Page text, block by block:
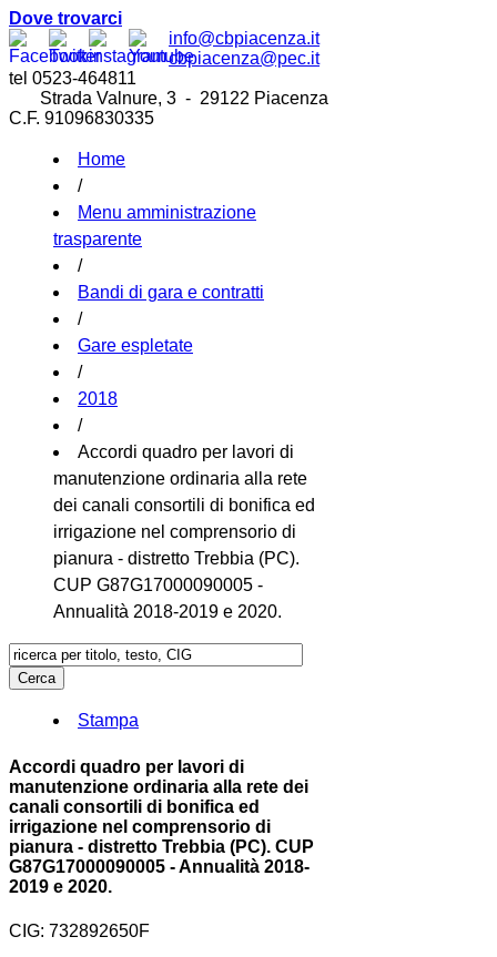
Dove trovarci
info@cbpiacenza.it
cbpiacenza@pec.it
tel 0523-464811
Strada Valnure, 3 - 29122 Piacenza
C.F. 91096830335
Home
/
Menu amministrazione
trasparente
/
Bandi di gara e contratti
/
Gare espletate
/
2018
/
Accordi quadro per lavori di
manutenzione ordinaria alla rete
dei canali consortili di bonifica ed
irrigazione nel comprensorio di
pianura - distretto Trebbia (PC).
CUP G87G17000090005 -
Annualità 2018-2019 e 2020.
Stampa
Accordi quadro per lavori di
manutenzione ordinaria alla rete dei
canali consortili di bonifica ed
irrigazione nel comprensorio di
pianura - distretto Trebbia (PC). CUP
G87G17000090005 - Annualità 2018-
2019 e 2020.
CIG: 732892650F